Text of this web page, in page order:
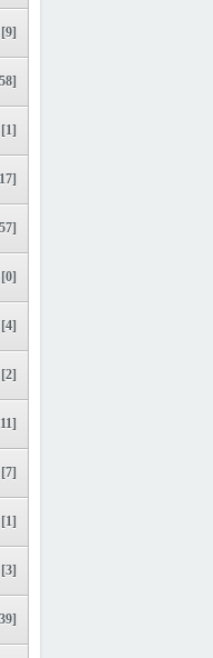
[9]
[1]
[0]
[4]
[2]
[7]
[1]
[3]